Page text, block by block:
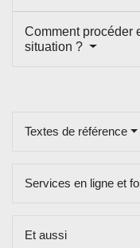
Comment procéder
situation ?
Textes de référence
Services en ligne et
Et aussi